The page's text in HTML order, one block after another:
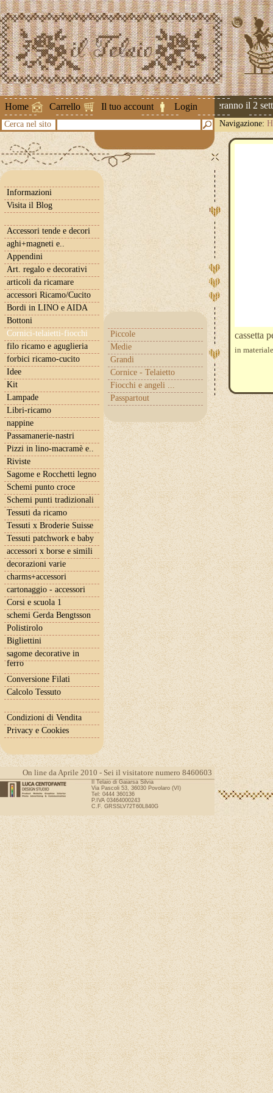
Home Carrello Il tuo account Login
Attenzione ! Le spedizioni riprenderanno il 2
Cerca nel sito Navigazione:
Informazioni
Visita il Blog
Accessori tende e decori
aghi+magneti e..
Appendini
Art. regalo e decorativi
articoli da ricamare
accessori Ricamo/Cucito
Bordi in LINO e AIDA
Bottoni
Cornici-telaietti-fiocchi
Piccole
Medie
Grandi
Cornice - Telaietto
Fiocchi e angeli ...
Passpartout
filo ricamo e aguglieria
forbici ricamo-cucito
Idee
Kit
Lampade
Libri-ricamo
nappine
Passamanerie-nastri
Pizzi in lino-macramè e..
Riviste
Sagome e Rocchetti legno
Schemi punto croce
Schemi punti tradizionali
Tessuti da ricamo
Tessuti x Broderie Suisse
Tessuti patchwork e baby
accessori x borse e simili
decorazioni varie
charms+accessori
cartonaggio - accessori
Corsi e scuola 1
schemi Gerda Bengtsson
Polistirolo
Bigliettini
sagome decorative in
ferro
Conversione Filati
Calcolo Tessuto
Condizioni di Vendita
Privacy e Cookies
cassetta
in
On line da Aprile 2010 - Sei il visitatore numero 8460603
Il Telaio di Gaiarsa Silvia
Via Pascoli 53, 36030 Povolaro (VI)
Tel: 0444 360136
P.IVA 03464000243
C.F. GRSSLV72T60L840G